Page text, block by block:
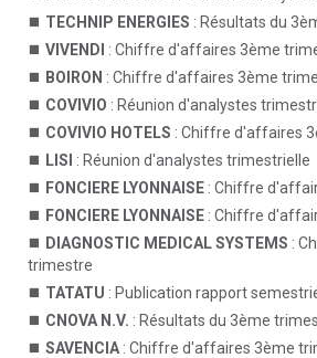
TECHNIP ENERGIES : Résultats du
VIVENDI : Chiffre d'affaires 3ème
BOIRON : Chiffre d'affaires 3ème
COVIVIO : Réunion d'analystes
COVIVIO HOTELS : Chiffre d'affaires
LISI : Réunion d'analystes trimestrielle
FONCIERE LYONNAISE : Chiffre
FONCIERE LYONNAISE : Chiffre
DIAGNOSTIC MEDICAL SYSTEMS :
trimestre
TATATU : Publication rapport
CNOVA N.V. : Résultats du 3ème
SAVENCIA : Chiffre d'affaires 3ème